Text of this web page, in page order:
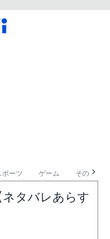
ポーツ ゲーム その他
タバレあらす